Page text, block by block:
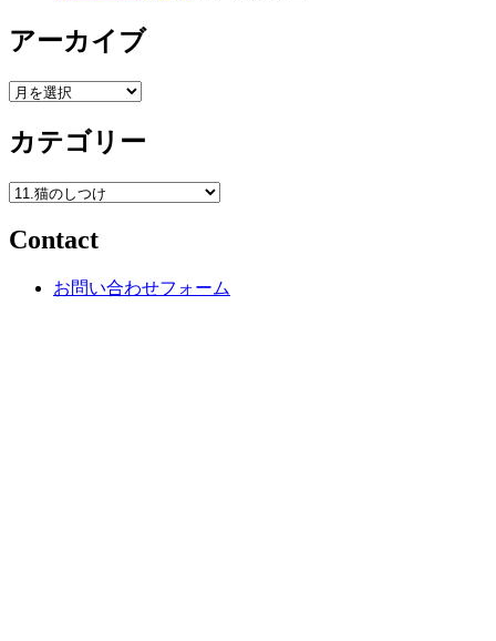
アーカイブ
ア
カ
イ
ブ
カテゴリー
カ
ゴ
Contact
お問い合わせフォーム